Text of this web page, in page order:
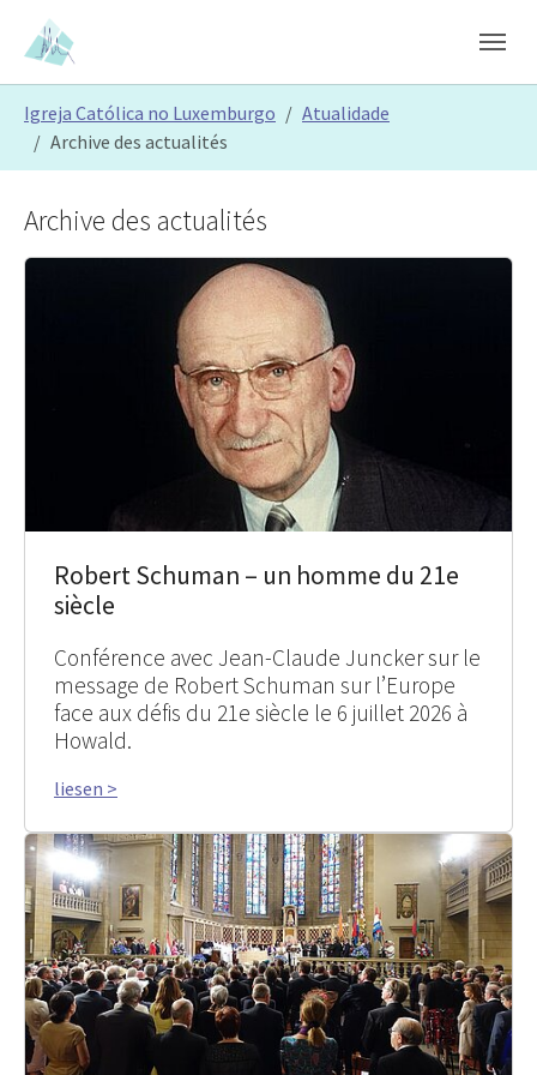
Skip to main content
Skip to page footer
Igreja Católica no Luxemburgo
Atualidade
Archive des actualités
Archive des actualités
Robert Schuman – un homme du 21e
siècle
Conférence avec Jean-Claude Juncker sur le
message de Robert Schuman sur l’Europe
face aux défis du 21e siècle le 6 juillet 2026 à
Howald.
liesen >